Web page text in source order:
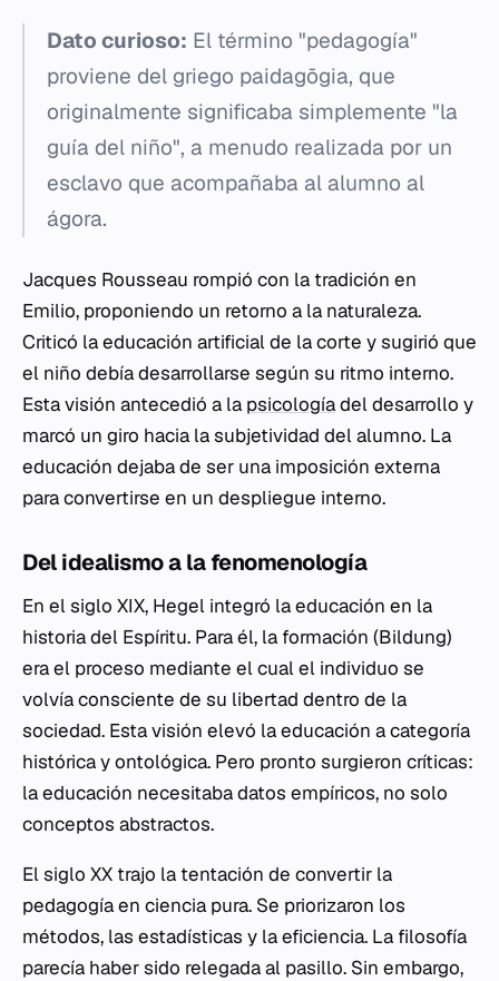
Dato curioso: El término "pedagogía"
proviene del griego paidagōgia, que
originalmente significaba simplemente "la
guía del niño", a menudo realizada por un
esclavo que acompañaba al alumno al
ágora.
Jacques Rousseau rompió con la tradición en
Emilio, proponiendo un retorno a la naturaleza.
Criticó la educación artificial de la corte y sugirió que
el niño debía desarrollarse según su ritmo interno.
Esta visión antecedió a la psicologíadel desarrollo y
marcó un giro hacia la subjetividad del alumno. La
educación dejaba de ser una imposición externa
para convertirse en un despliegue interno.
Del idealismo a la fenomenología
En el siglo XIX, Hegel integró la educación en la
historia del Espíritu. Para él, la formación (Bildung)
era el proceso mediante el cual el individuo se
volvía consciente de su libertad dentro de la
sociedad. Esta visión elevó la educación a categoría
histórica y ontológica. Pero pronto surgieron críticas:
la educación necesitaba datos empíricos, no solo
conceptos abstractos.
El siglo XX trajo la tentación de convertir la
pedagogía en ciencia pura. Se priorizaron los
métodos, las estadísticas y la eficiencia. La filosofía
parecía haber sido relegada al pasillo. Sin embargo,